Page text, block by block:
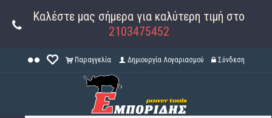
Καλέστε μας σήμερα για καλύτερη τιμή στο
2103475452
Παραγγελία Δημιουργία Λογαριασμού Σύνδεση